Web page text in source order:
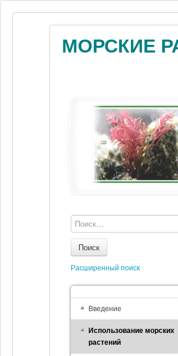
МОРСКИЕ
Поиск
Расширенный поиск
Введение
Использование морских
растений